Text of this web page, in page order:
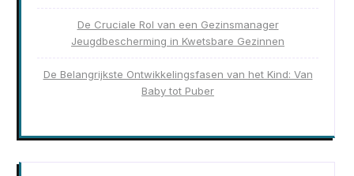
De Cruciale Rol van een Gezinsmanager
Jeugdbescherming in Kwetsbare Gezinnen
De Belangrijkste Ontwikkelingsfasen van het Kind: Van
Baby tot Puber